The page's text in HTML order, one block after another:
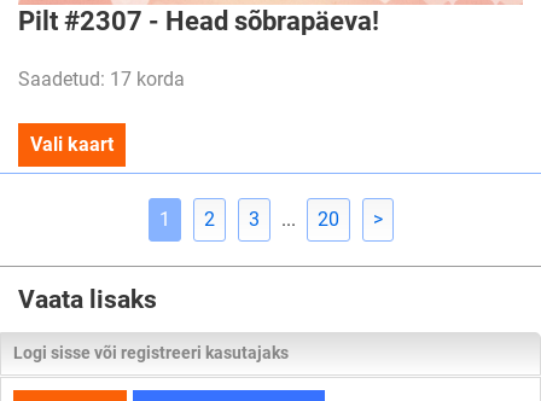
Pilt #2307 - Head sõbrapäeva!
Saadetud: 17 korda
Vali kaart
1 2 3 ... 20 >
Vaata lisaks
Logi sisse või registreeri kasutajaks